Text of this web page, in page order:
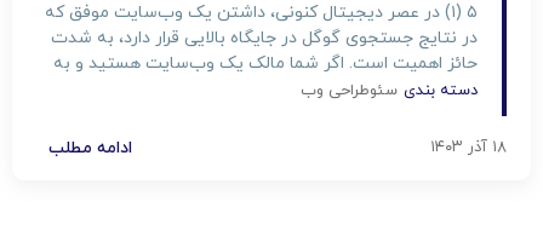
۵ (۱) در عصر دیجیتال کنونی، داشتن یک وب‌سایت موفق که
در نتایج جستجوی گوگل در جایگاه بالایی قرار دارد، به شدت
حائز اهمیت است. اگر شما مالک یک وب‌سایت هستید و به
دنبال افزایش ترافیک از طریق موتورهای جستجو هستید،
ویژه‌ای داشته […]
دسته بندی سئوطراحی وب
۱۸ آذر ۱۴۰۳ ادامه مطلب